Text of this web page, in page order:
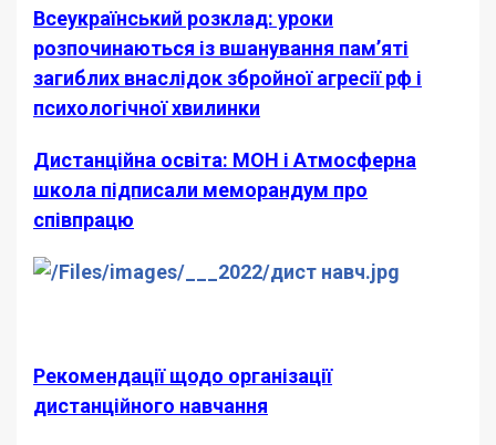
Всеукраїнський розклад: уроки
розпочинаються із вшанування пам’яті
загиблих внаслідок збройної агресії рф і
психологічної хвилинки
Дистанційна освіта: МОН і Атмосферна
школа підписали меморандум про
співпрацю
Рекомендації щодо організації
дистанційного навчання